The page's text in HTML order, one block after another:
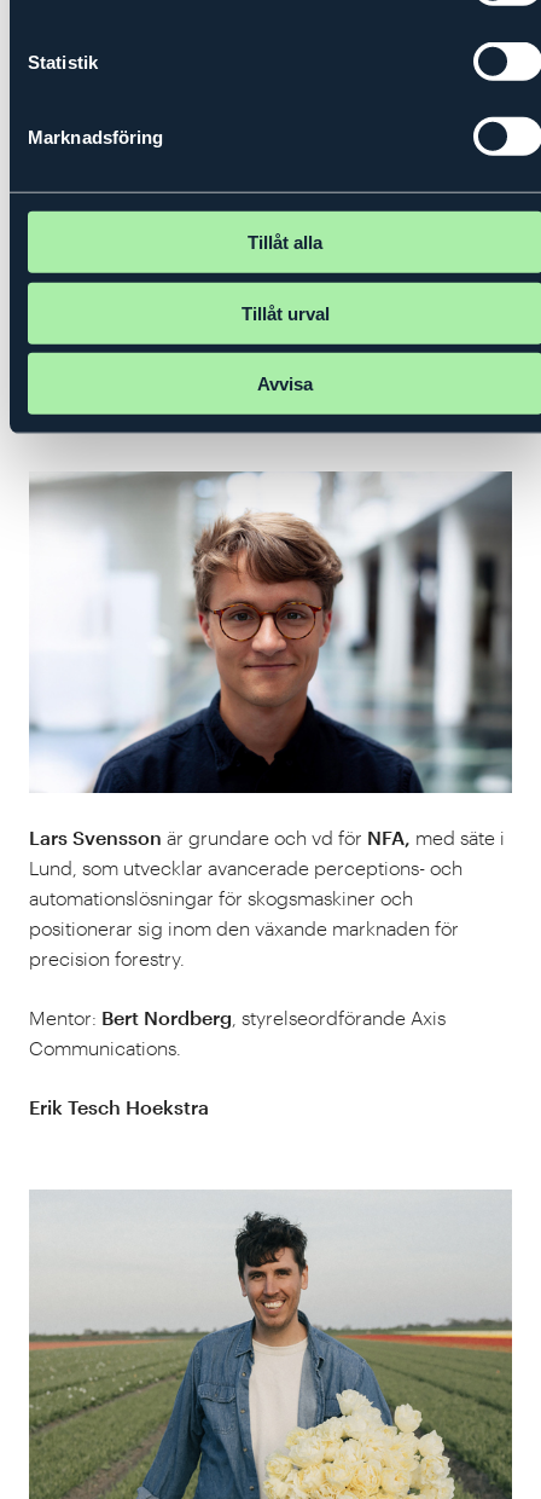
Statistik
Marknadsföring
Tillåt alla
Tillåt urval
Avvisa
med
säte på Lidingö, som bygger cirkulära batterisystem för
återbrukade elbilsbatterier. Bolaget har installerat sitt
första pilotsystem och har fått utmärkelsen KPMG
Global Tech Innovator Sweden 2025.
Lars Svensson är grundare och vd för NFA, med säte i
Lund, som utvecklar avancerade perceptions- och
automations­lösningar för skogsmaskiner och
positionerar sig inom den växande marknaden för
precision forestry.
Mentor: Bert Nordberg , styrelseordförande Axis
Communications.
Erik Tesch Hoekstra